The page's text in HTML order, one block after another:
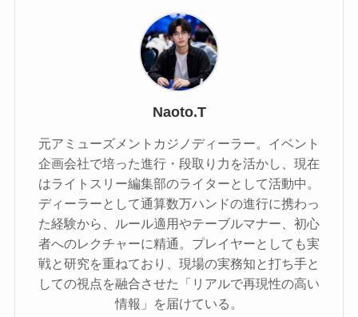
Naoto.T
元アミューズメントカジノディーラー。イベント
企画会社で培った進行・段取り力を活かし、現在
はライトスリー編集部のライターとして活動中。
ディーラーとして通算数万ハンドの進行に携わっ
た経験から、ルール適用やテーブルマナー、初心
者へのレクチャーに精通。プレイヤーとしても実
戦と研究を重ねており、現場の実務知と打ち手と
しての視点を融合させた「リアルで再現性の高い
情報」を届けている。